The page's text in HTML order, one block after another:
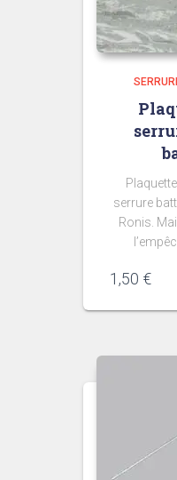
serrure
Ronis.
1,50 €